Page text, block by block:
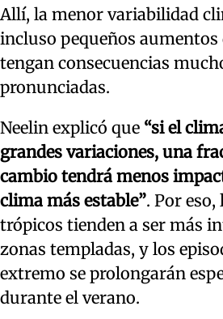
Allí, la menor variabilidad
incluso pequeños
tengan consecuencias
pronunciadas.
Neelin explicó que “si el
grandes variaciones, una
cambio tendrá menos
clima más estable”. Por eso,
trópicos tienden a ser más
zonas templadas, y los
extremo se prolongarán
durante el verano.